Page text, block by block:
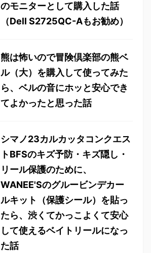
のモニターとして購入した話
（Dell S2725QC-Aもお勧め）
熊は怖いので冒険倶楽部の熊ベ
ル（大）を購入して使ってみた
ら、ベルの音にホッと安心でき
てよかったと思った話
シマノ23カルカッタコンクエス
トBFSのキズ予防・キズ隠し・
リール保護のために、
WANEE'Sのグルービンデカー
ルキット（保護シール）を貼っ
たら、渋くてかっこよくて安心
して使えるベイトリールになっ
た話